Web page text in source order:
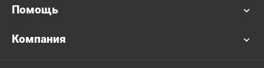
Помощь
Компания